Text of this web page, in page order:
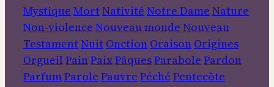
Mystique MortNativité Notre Dame Nature
Non-violence Nouveau monde Nouveau
TestamentNuit Onction Oraison Origines
Orgueil PainPaixPâquesParabole Pardon
ParfumParole Pauvre Péché Pentecôte